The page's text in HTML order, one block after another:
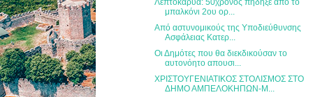
μπαλκόνι 2ου ορ...
Από αστυνομικούς της Υποδιεύθυνσης
Ασφάλειας Κατερ...
Οι Δημότες που θα διεκδικούσαν το
αυτονόητο απουσι...
ΧΡΙΣΤΟΥΓΕΝΙΑΤΙΚΟΣ ΣΤΟΛΙΣΜΟΣ ΣΤΟ
ΔΗΜΟ ΑΜΠΕΛΟΚΗΠΩΝ-Μ...